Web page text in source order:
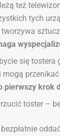
też
tych
się
mogą
pierwszy krok
toster –